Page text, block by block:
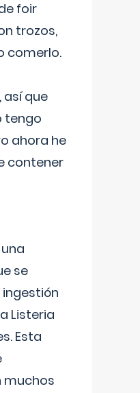
foir
trozos,
comerlo.
que
tengo
ahora he
contener
se
Listeria
Esta
muchos